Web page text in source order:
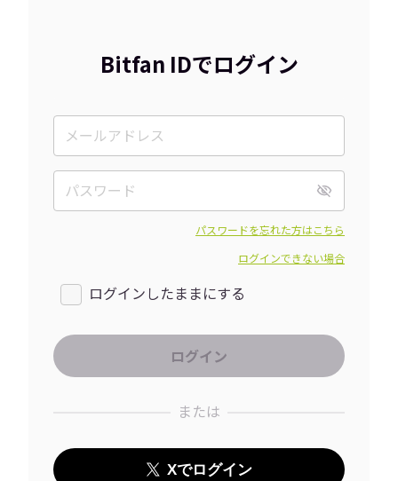
Bitfan IDでログイン
パスワードを忘れた方はこちら
ログインできない場合
ログインしたままにする
または
Xでログイン